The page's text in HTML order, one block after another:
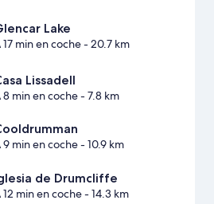
Lake
17 min en coche- 20.7 km
Lissadell
8 min en coche- 7.8 km
9 min en coche- 10.9 km
de Drumcliffe
12 min en coche- 14.3 km